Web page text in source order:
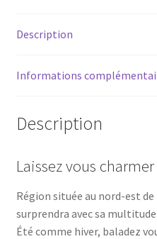
Description
Informations
Description
Laissez vous
Région située au nord-est
surprendra avec sa
Été comme hiver, baladez